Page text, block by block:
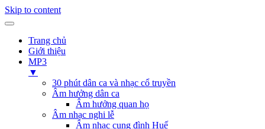
Skip to content
Trang chủ
Giới thiệu
MP3
▼
30 phút dân ca và nhạc cổ truyền
Âm hưởng dân ca
Âm hưởng quan họ
Âm nhạc nghi lễ
Âm nhạc cung đình Huế